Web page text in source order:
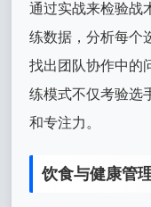
通过实战来检验战
练数据，分析每个
找出团队协作中的
练模式不仅考验选
和专注力。
饮食与健康管